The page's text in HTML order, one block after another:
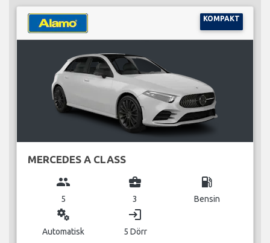
KOMPAKT
MERCEDES A CLASS
group
5
business_center
3
local_gas_station
Bensin
miscellaneous_services
Automatisk
login
5 Dörr